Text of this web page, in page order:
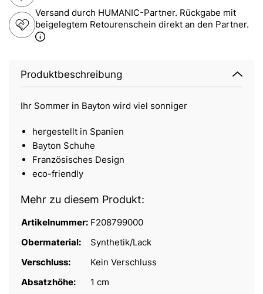
Versand durch HUMANIC-Partner. Rückgabe mit
beigelegtem Retourenschein direkt an den Partner.
Produktbeschreibung
Ihr Sommer in Bayton wird viel sonniger
hergestellt in Spanien
Bayton Schuhe
Französisches Design
eco-friendly
Mehr zu diesem Produkt:
Artikelnummer: F208799000
Obermaterial:
Synthetik/Lack
Verschluss:
Kein Verschluss
Absatzhöhe:
1 cm